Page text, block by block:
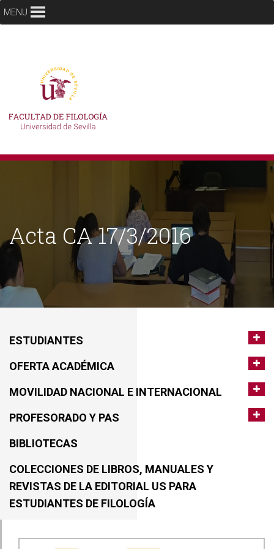
MENU
Acta CA 17/3/2016
ESTUDIANTES
OFERTA ACADÉMICA
MOVILIDAD NACIONAL E INTERNACIONAL
PROFESORADO Y PAS
BIBLIOTECAS
COLECCIONES DE LIBROS, MANUALES Y
REVISTAS DE LA EDITORIAL US PARA
ESTUDIANTES DE FILOLOGÍA